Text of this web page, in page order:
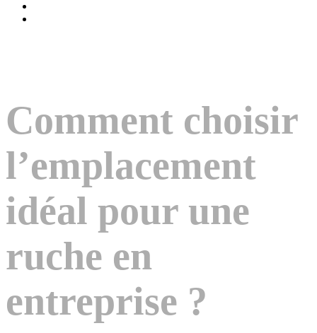
Comment choisir
l’emplacement
idéal pour une
ruche en
entreprise ?